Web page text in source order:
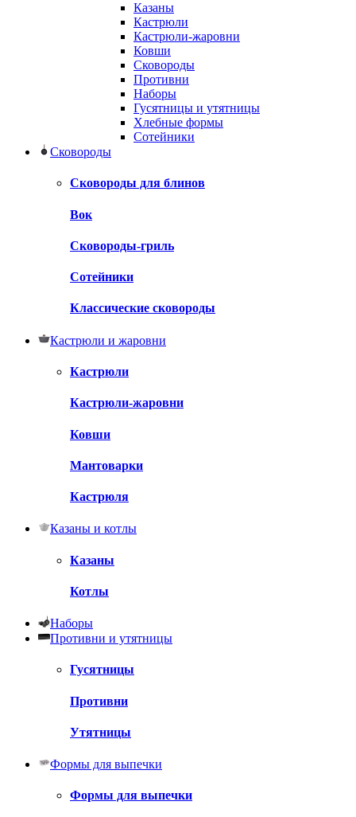
Казаны
Кастрюли
Кастрюли-жаровни
Ковши
Сковороды
Противни
Наборы
Гусятницы и утятницы
Хлебные формы
Сотейники
Сковороды
Сковороды для блинов
Вок
Сковороды-гриль
Сотейники
Классические сковороды
Кастрюли и жаровни
Кастрюли
Кастрюли-жаровни
Ковши
Мантоварки
Кастрюля
Казаны и котлы
Казаны
Котлы
Наборы
Противни и утятницы
Гусятницы
Противни
Утятницы
Формы для выпечки
Формы для выпечки